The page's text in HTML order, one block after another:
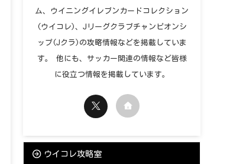
ム、ウイニングイレブンカードコレクション
(ウイコレ)、Jリーグクラブチャンピオンシ
ップ(Jクラ)の攻略情報などを掲載していま
す。 他にも、サッカー関連の情報など皆様
に役立つ情報を掲載しています。
ウイコレ攻略室